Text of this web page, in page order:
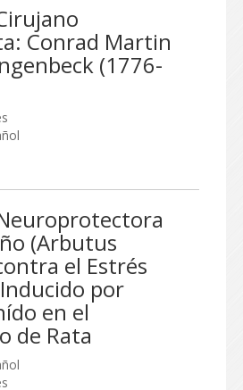
Conrad Martin
(1776-
(Arbutus
el Estrés
por
en el
de Rata